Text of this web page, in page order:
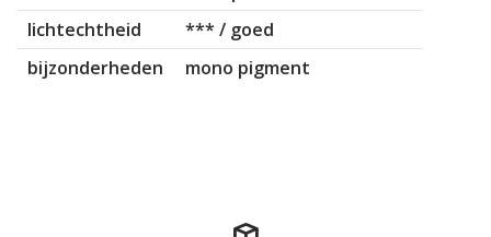
lichtechtheid
*** / goed
bijzonderheden
mono pigment